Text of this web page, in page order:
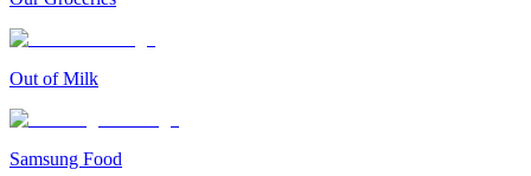
Out of Milk
Samsung Food